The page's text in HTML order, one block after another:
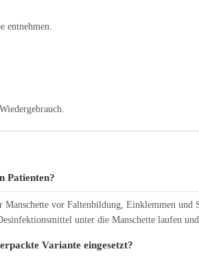
entnehmen.
Patienten?
Manschette vor Faltenbildung, Einklemmen
unter die Manschette laufen
Variante eingesetzt?